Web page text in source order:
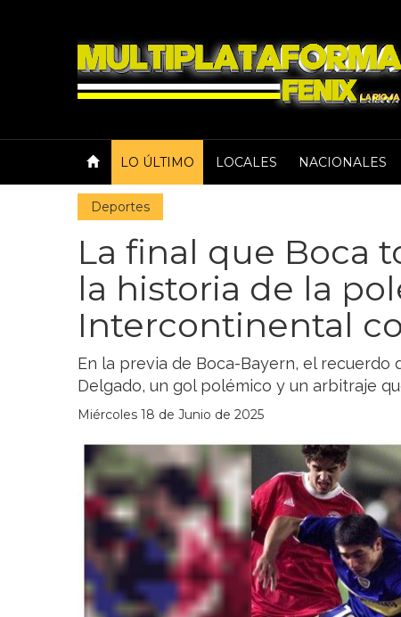
LO ÚLTIMO LOCALES NACIONALES
Deportes
La final que Boca
la historia de la
Intercontinental
En la previa de Boca-Bayern, el recuerdo
Delgado, un gol polémico y un arbitraje
Miércoles 18 de Junio de 2025